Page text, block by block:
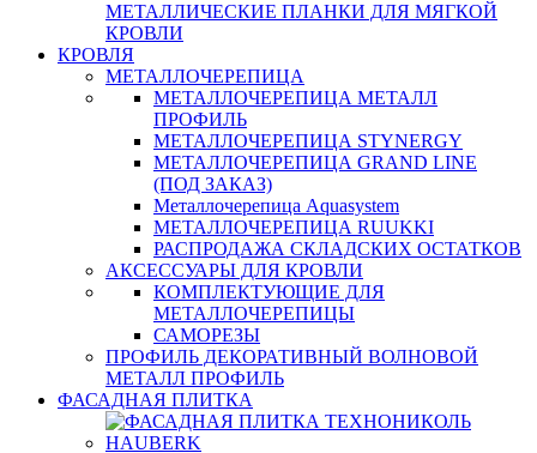
МЕТАЛЛИЧЕСКИЕ ПЛАНКИ ДЛЯ МЯГКОЙ
КРОВЛИ
КРОВЛЯ
МЕТАЛЛОЧЕРЕПИЦА
МЕТАЛЛОЧЕРЕПИЦА МЕТАЛЛ
ПРОФИЛЬ
МЕТАЛЛОЧЕРЕПИЦА STYNERGY
МЕТАЛЛОЧЕРЕПИЦА GRAND LINE
(ПОД ЗАКАЗ)
Металлочерепица Aquasystem
МЕТАЛЛОЧЕРЕПИЦА RUUKKI
РАСПРОДАЖА СКЛАДСКИХ ОСТАТКОВ
АКСЕССУАРЫ ДЛЯ КРОВЛИ
КОМПЛЕКТУЮЩИЕ ДЛЯ
МЕТАЛЛОЧЕРЕПИЦЫ
САМОРЕЗЫ
ПРОФИЛЬ ДЕКОРАТИВНЫЙ ВОЛНОВОЙ
МЕТАЛЛ ПРОФИЛЬ
ФАСАДНАЯ ПЛИТКА